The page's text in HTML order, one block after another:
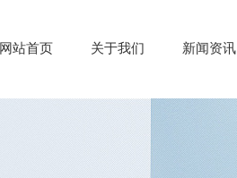
网站首页 关于我们 新闻资讯